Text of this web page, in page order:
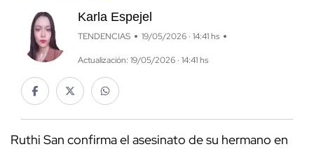
Karla Espejel
TENDENCIAS 19/05/2026 · 14:41 hs
Actualización: 19/05/2026 · 14:41 hs
Ruthi San confirma el asesinato de su hermano en